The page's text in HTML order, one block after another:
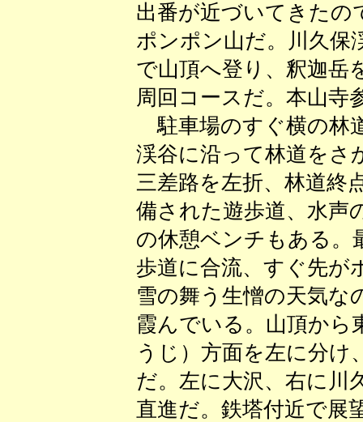
出番が近づいてきたの
ポンポン山だ。川久保
で山頂へ登り、釈迦岳
周回コースだ。本山寺
駐車場のすぐ横の林
渓谷に沿って林道をさ
三差路を左折、林道終
備された遊歩道、水声
の休憩ベンチもある。
歩道に合流、すぐ先が
雪の舞う生憎の天気な
霞んでいる。山頂から
うじ）方面を左に分け
だ。左に大沢、右に川
直進だ。鉄塔付近で展